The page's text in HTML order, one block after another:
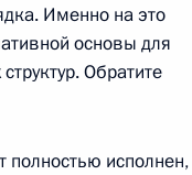
Именно на это
основы для
Обратите
исполнен,